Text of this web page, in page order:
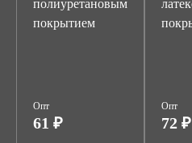
полиуретановым
покрытием
Опт
61 ₽
Опт
72 ₽